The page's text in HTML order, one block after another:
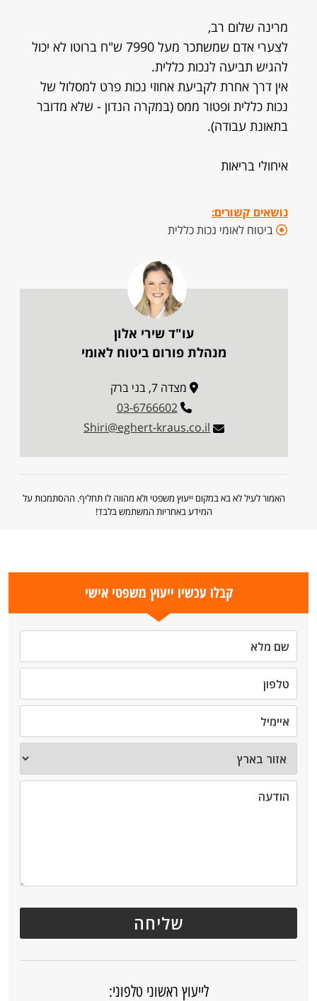
מרינה שלום רב,
לצערי אדם שמשתכר מעל 7990 ש"ח ברוטו לא יכול
להגיש תביעה לנכות כללית.
אין דרך אחרת לקביעת אחוזי נכות פרט למסלול של
נכות כללית ופטור ממס (במקרה הנדון - שלא מדובר
בתאונת עבודה).
איחולי בריאות
נושאים קשורים:
ביטוח לאומי נכות כללית
עו"ד שירי אלון
מנהלת פורום ביטוח לאומי
מצדה 7, בני ברק
03-6766602
Shiri@eghert-kraus.co.il
האמור לעיל לא בא במקום ייעוץ משפטי ולא מהווה לו תחליף. ההסתמכות על
המידע באחריות המשתמש בלבד!
קבלו עכשיו ייעוץ משפטי אישי
לייעוץ ראשוני טלפוני: